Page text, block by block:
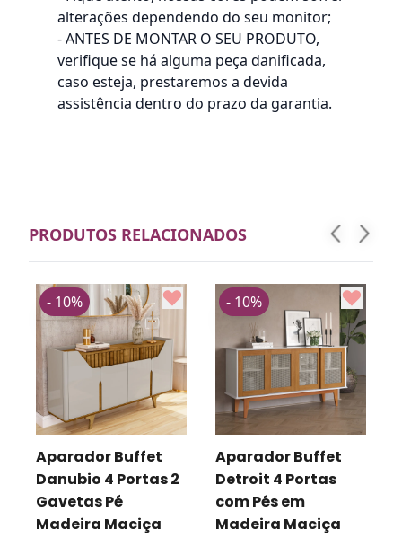
alterações dependendo do seu monitor;
- ANTES DE MONTAR O SEU PRODUTO,
verifique se há alguma peça danificada,
caso esteja, prestaremos a devida
assistência dentro do prazo da garantia.
PRODUTOS RELACIONADOS
Aparador Buffet
Danubio 4 Portas 2
Gavetas Pé
Madeira Maciça
- 10%
Aparador Buffet
Detroit 4 Portas
com Pés em
Madeira Maciça
- 10%